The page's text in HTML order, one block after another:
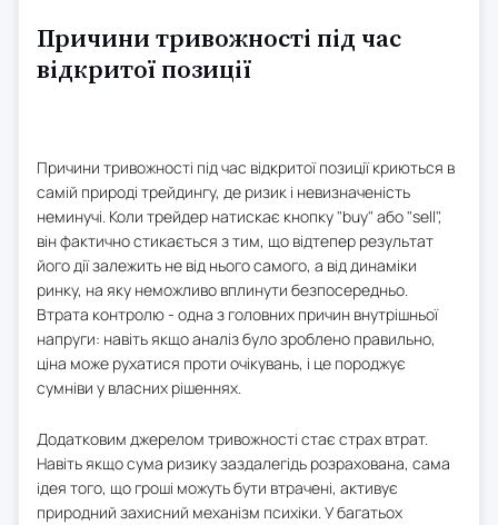
Причини тривожності під час
відкритої позиції
Причини тривожності під час відкритої позиції криються в
самій природі трейдингу, де ризик і невизначеність
неминучі. Коли трейдер натискає кнопку "buy" або "sell",
він фактично стикається з тим, що відтепер результат
його дії залежить не від нього самого, а від динаміки
ринку, на яку неможливо вплинути безпосередньо.
Втрата контролю - одна з головних причин внутрішньої
напруги: навіть якщо аналіз було зроблено правильно,
ціна може рухатися проти очікувань, і це породжує
сумніви у власних рішеннях.
Додатковим джерелом тривожності стає страх втрат.
Навіть якщо сума ризику заздалегідь розрахована, сама
ідея того, що гроші можуть бути втрачені, активує
природний захисний механізм психіки. У багатьох